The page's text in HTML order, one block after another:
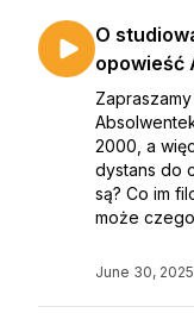
O
opowieść
2000, a
dystans do
są? Co im
może
June 30, 2025